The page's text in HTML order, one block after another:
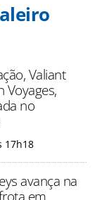
Valiant
Voyages,
no
17h18
avança na
em